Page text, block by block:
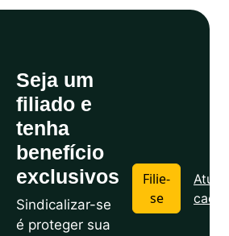
Seja um
filiado e
tenha
benefício
exclusivos
Sindicalizar-se
é proteger sua
Filie-
se